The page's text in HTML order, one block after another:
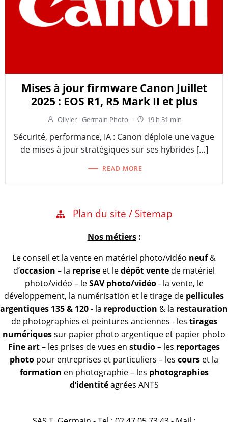
Mises à jour firmware Canon Juillet
2025 : EOS R1, R5 Mark II et plus
Olivier - Germain Photo - 19 h 31 min
Sécurité, performance, IA : Canon déploie une vague
de mises à jour stratégiques sur ses hybrides […]
READ MORE
Plan du site / Sitemap
Nos métiers:
Le conseil et la vente en matériel photo/vidéo neuf&
d’occasion – la reprise et ledépôt vente de matériel
photo/vidéo – leSAV photo/vidéo- la vente, le
développement, la numérisation et le tirage de pellicules
argentiques 135 & 120- la reproduction & la restauration
de photographies et peintures anciennes - les tirages
numériquessur papier photo argentique et papier photo
Fine art– les prises de vues en studio– les reportages
photo pour entreprises et particuliers – les cours et la
formation en photographie – les photographies
d’identitéagrées ANTS